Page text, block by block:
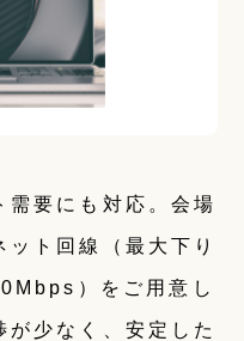
需要にも対応。会場
ト回線（最大下り
）をご用意し
少なく、安定した